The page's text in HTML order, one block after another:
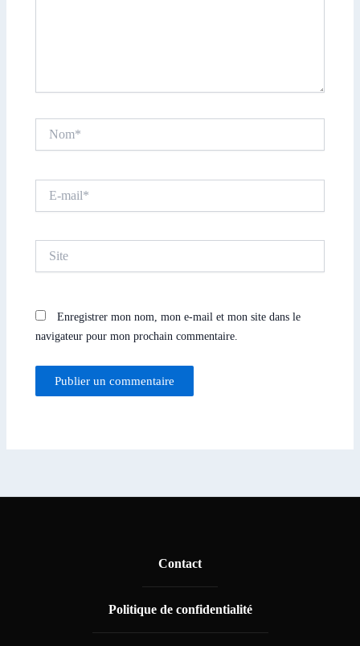
mail*
Enregistrer mon nom, mon e-mail et mon site dans le
navigateur pour mon prochain commentaire.
Contact
Politique de confidentialité